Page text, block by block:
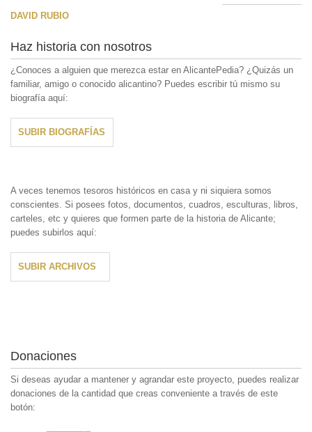
DAVID RUBIO
Haz historia con nosotros
¿Conoces a alguien que merezca estar en AlicantePedia? ¿Quizás un
familiar, amigo o conocido alicantino? Puedes escribir tú mismo su
biografía aquí:
SUBIR BIOGRAFÍAS
A veces tenemos tesoros históricos en casa y ni siquiera somos
conscientes. Si posees fotos, documentos, cuadros, esculturas, libros,
carteles, etc y quieres que formen parte de la historia de Alicante;
puedes subirlos aquí:
SUBIR ARCHIVOS
Donaciones
Si deseas ayudar a mantener y agrandar este proyecto, puedes realizar
donaciones de la cantidad que creas conveniente a través de este
botón: